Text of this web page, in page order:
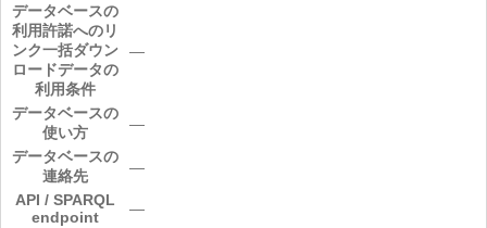
データベースの
利用許諾へのリ
ンク一括ダウン
ロードデータの
利用条件
―
データベースの
使い方
―
データベースの
連絡先
―
API / SPARQL
endpoint
―